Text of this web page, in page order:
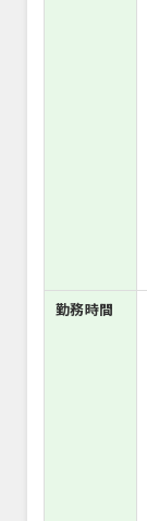
勤務時間